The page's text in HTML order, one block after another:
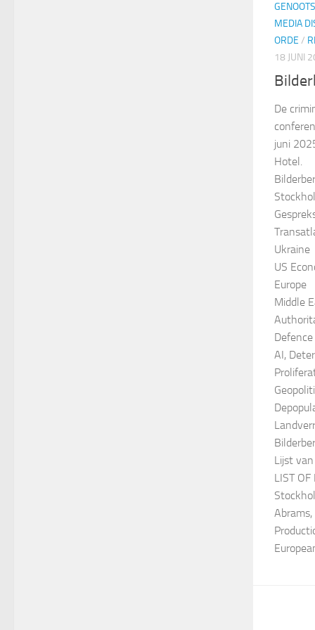
MEDIA
ORDE /
18 JUNI
De
juni
Hotel.
Ukraine
US
Europe
Middle
AI,
Lijst
LIST
Abrams,